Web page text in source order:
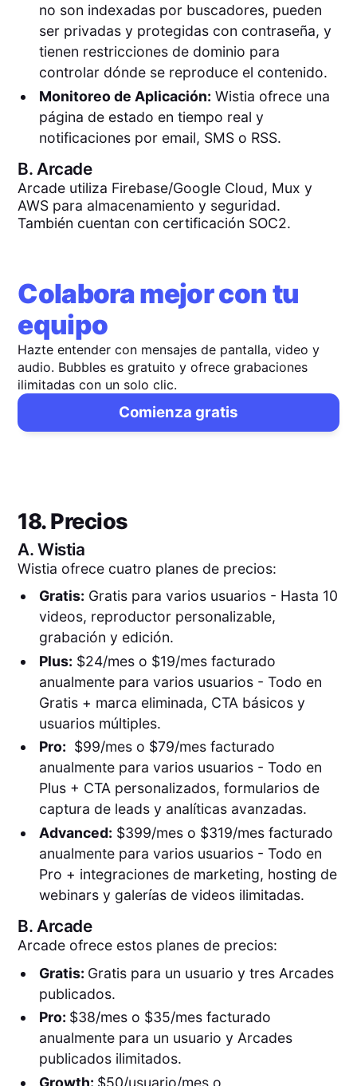
no son indexadas por buscadores, pueden
ser privadas y protegidas con contraseña, y
tienen restricciones de dominio para
controlar dónde se reproduce el contenido.
Monitoreo de Aplicación: Wistia ofrece una
página de estado en tiempo real y
notificaciones por email, SMS o RSS.
B.Arcade
Arcade utiliza Firebase/Google Cloud, Mux y
AWS para almacenamiento y seguridad.
También cuentan con certificación SOC2.
Colabora mejor con tu
equipo
Hazte entender con mensajes de pantalla, video y
audio. Bubbles es gratuito y ofrece grabaciones
ilimitadas con un solo clic.
Comienza gratis
18. Precios
A.Wistia
Wistia ofrece cuatro planes de precios:
Gratis: Gratis para varios usuarios - Hasta 10
videos, reproductor personalizable,
grabación y edición.
Plus: $24/mes o $19/mes facturado
anualmente para varios usuarios - Todo en
Gratis + marca eliminada, CTA básicos y
usuarios múltiples.
Pro: $99/mes o $79/mes facturado
anualmente para varios usuarios - Todo en
Plus + CTA personalizados, formularios de
captura de leads y analíticas avanzadas.
Advanced: $399/mes o $319/mes facturado
anualmente para varios usuarios - Todo en
Pro + integraciones de marketing, hosting de
webinars y galerías de videos ilimitadas.
B.Arcade
Arcade ofrece estos planes de precios:
Gratis: Gratis para un usuario y tres Arcades
publicados.
Pro: $38/mes o $35/mes facturado
anualmente para un usuario y Arcades
publicados ilimitados.
Growth: $50/usuario/mes o